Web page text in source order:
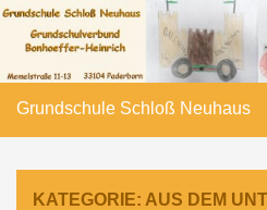
Grundschule Schloß Neuhaus
KATEGORIE: AUS DEM